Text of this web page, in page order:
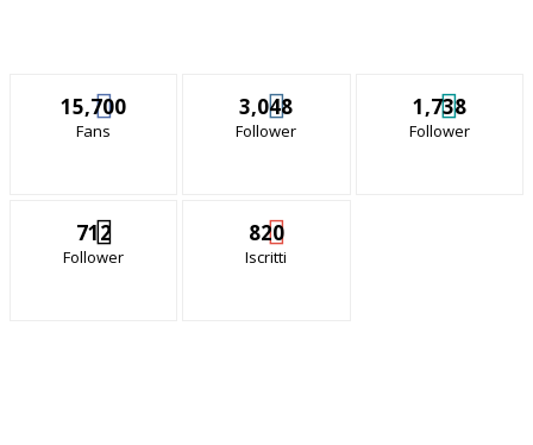
15,700
Fans
3,048
Follower
1,738
Follower
712
Follower
820
Iscritti